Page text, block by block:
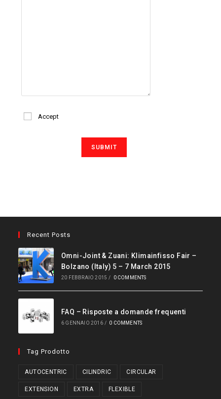
Accept
Recent Posts
Omni-Joint & Zuani: Klimainfisso Fair –
Bolzano (Italy) 5 – 7 March 2015
20 FEBBRAIO 2015 / 0 COMMENTS
FAQ – Risposte a domande frequenti
6 GENNAIO 2016 / 0 COMMENTS
Tag Prodotto
AUTOCENTRIC CILINDRIC CIRCULAR
EXTENSION EXTRA FLEXIBLE